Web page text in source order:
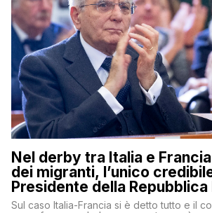
Nel derby tra Italia e
dei migranti, l’unico
Presidente della
Sul caso Italia-Francia si è detto tutto e il